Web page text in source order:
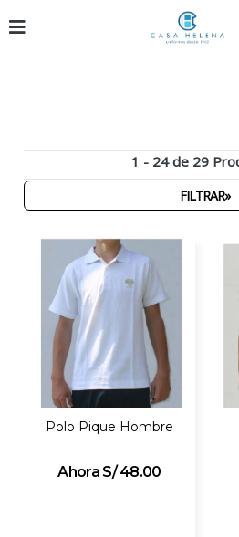
1 - 24 de 29
FILTRAR»
Polo Pique Hombre
S/ 48.00